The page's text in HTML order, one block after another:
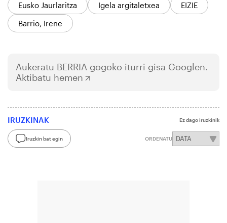
Eusko Jaurlaritza
Igela argitaletxea
EIZIE
Barrio, Irene
Aukeratu BERRIA gogoko iturri gisa Googlen.
Aktibatu hemen
IRUZKINAK Ez dago iruzkinik
Iruzkin bat egin ORDENATU